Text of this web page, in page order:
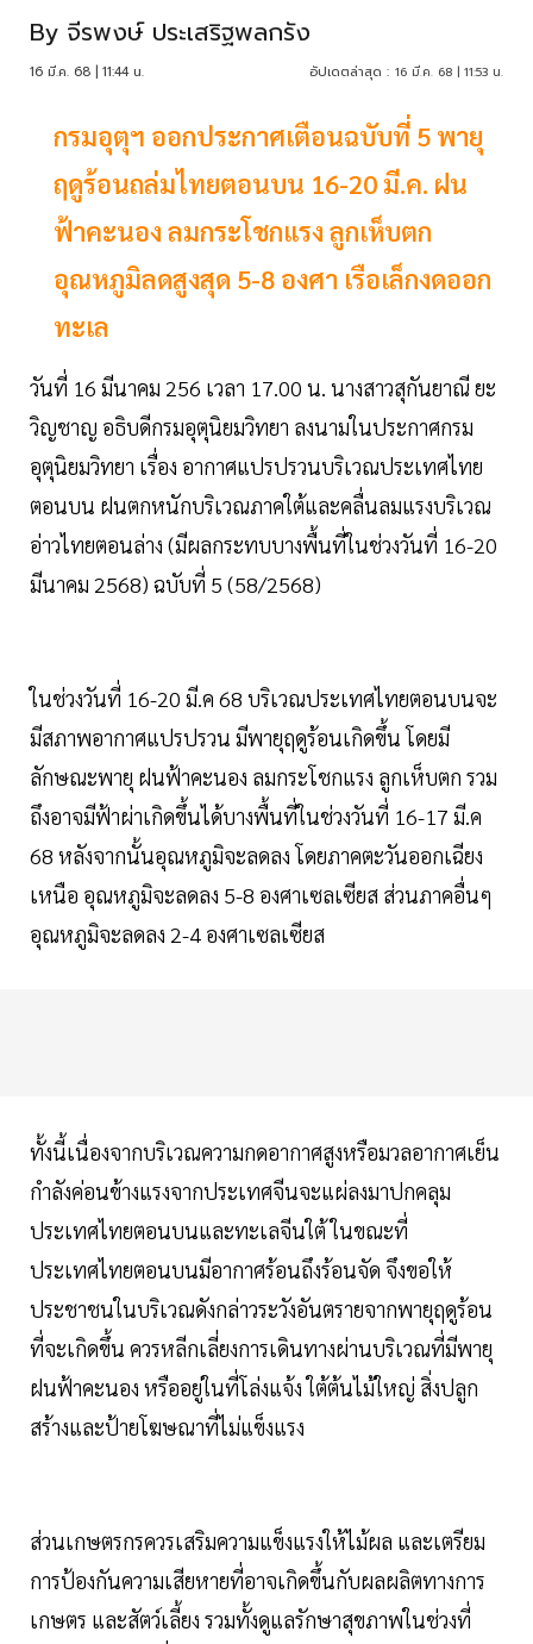
By จีรพงษ์ ประเสริฐพลกรัง
16 มี.ค. 68 | 11:44 น. อัปเดตล่าสุด : 16 มี.ค. 68 | 11:53 น.
กรมอุตุฯ ออกประกาศเตือนฉบับที่ 5 พายุ
ฤดูร้อนถล่มไทยตอนบน 16-20 มี.ค. ฝน
ฟ้าคะนอง ลมกระโชกแรง ลูกเห็บตก
อุณหภูมิลดสูงสุด 5-8 องศา เรือเล็กงดออก
ทะเล
วันที่ 16 มีนาคม 256 เวลา 17.00 น. นางสาวสุกันยาณี ยะ
วิญชาญ อธิบดีกรมอุตุนิยมวิทยา ลงนามในประกาศกรม
อุตุนิยมวิทยา เรื่อง อากาศแปรปรวนบริเวณประเทศไทย
ตอนบน ฝนตกหนักบริเวณภาคใต้และคลื่นลมแรงบริเวณ
อ่าวไทยตอนล่าง (มีผลกระทบบางพื้นที่ในช่วงวันที่ 16-20
มีนาคม 2568) ฉบับที่ 5 (58/2568)
ในช่วงวันที่ 16-20 มี.ค 68 บริเวณประเทศไทยตอนบนจะ
มีสภาพอากาศแปรปรวน มีพายุฤดูร้อนเกิดขึ้น โดยมี
ลักษณะพายุ ฝนฟ้าคะนอง ลมกระโชกแรง ลูกเห็บตก รวม
ถึงอาจมีฟ้าผ่าเกิดขึ้นได้บางพื้นที่ในช่วงวันที่ 16-17 มี.ค
68 หลังจากนั้นอุณหภูมิจะลดลง โดยภาคตะวันออกเฉียง
เหนือ อุณหภูมิจะลดลง 5-8 องศาเซลเซียส ส่วนภาคอื่นๆ
อุณหภูมิจะลดลง 2-4 องศาเซลเซียส
ทั้งนี้เนื่องจากบริเวณความกดอากาศสูงหรือมวลอากาศเย็น
กำลังค่อนข้างแรงจากประเทศจีนจะแผ่ลงมาปกคลุม
ประเทศไทยตอนบนและทะเลจีนใต้ ในขณะที่
ประเทศไทยตอนบนมีอากาศร้อนถึงร้อนจัด จึงขอให้
ประชาชนในบริเวณดังกล่าวระวังอันตรายจากพายุฤดูร้อน
ที่จะเกิดขึ้น ควรหลีกเลี่ยงการเดินทางผ่านบริเวณที่มีพายุ
ฝนฟ้าคะนอง หรืออยู่ในที่โล่งแจ้ง ใต้ต้นไม้ใหญ่ สิ่งปลูก
สร้างและป้ายโฆษณาที่ไม่แข็งแรง
ส่วนเกษตรกรควรเสริมความแข็งแรงให้ไม้ผล และเตรียม
การป้องกันความเสียหายที่อาจเกิดขึ้นกับผลผลิตทางการ
เกษตร และสัตว์เลี้ยง รวมทั้งดูแลรักษาสุขภาพในช่วงที่